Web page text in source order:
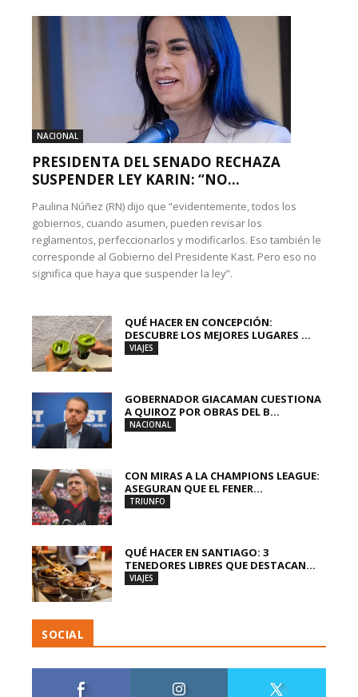
NACIONAL
PRESIDENTA DEL SENADO RECHAZA
SUSPENDER LEY KARIN: “NO...
Paulina Núñez (RN) dijo que “evidentemente, todos los
gobiernos, cuando asumen, pueden revisar los
reglamentos, perfeccionarlos y modificarlos. Eso también le
corresponde al Gobierno del Presidente Kast. Pero eso no
significa que haya que suspender la ley”.
QUÉ HACER EN CONCEPCIÓN:
DESCUBRE LOS MEJORES LUGARES ...
VIAJES
GOBERNADOR GIACAMAN CUESTIONA
A QUIROZ POR OBRAS DEL B...
NACIONAL
CON MIRAS A LA CHAMPIONS LEAGUE:
ASEGURAN QUE EL FENER...
TRIUNFO
QUÉ HACER EN SANTIAGO: 3
TENEDORES LIBRES QUE DESTACAN...
VIAJES
SOCIAL